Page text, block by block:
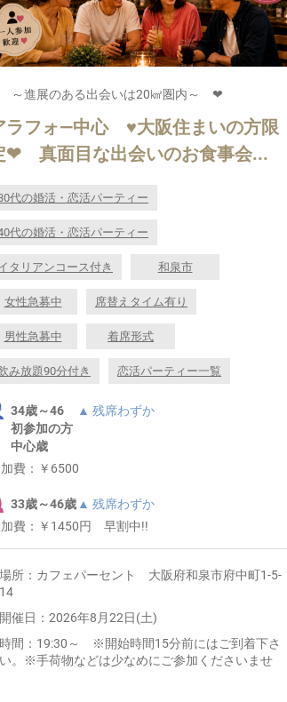
進展のある出会いは20㎢圏内～ ❤
ラフォ―中心 ♥大阪住まいの方限
❤ 真面目な出会いのお食事会...
代の婚活・恋活パーティー
代の婚活・恋活パーティー
タリアンコース付き 和泉市
女性急募中 席替えタイム有り
男性急募中 着席形式
み放題90分付き 恋活パーティー一覧
34歳～46
初参加の方
中心歳
▲ 残席わずか
費： ￥6500
33歳～46歳 ▲ 残席わずか
費： ￥1450円 早割中!!
場所：カフェパーセント 大阪府和泉市府中町1-5-
14
開催日：2026年8月22日(土)
時間：19:30～ ※開始時間15分前にはご到着下さ
い。※手荷物などは少なめにご参加くださいませ